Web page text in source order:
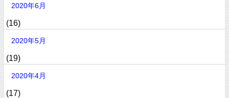
2020年6月
(16)
2020年5月
(19)
2020年4月
(17)